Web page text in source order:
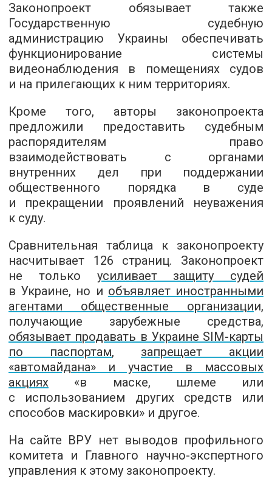
Законопроект обязывает также
Государственную судебную
администрацию Украины обеспечивать
функционирование системы
видеонаблюдения в помещениях судов
и на прилегающих к ним территориях.
Кроме того, авторы законопроекта
предложили предоставить судебным
распорядителям право
взаимодействовать с органами
внутренних дел при поддержании
общественного порядка в суде
и прекращении проявлений неуважения
к суду.
Сравнительная таблица к законопроекту
насчитывает 126 страниц. Законопроект
не только усиливает защиту судей
в Украине, но и объявляет иностранными
агентами общественные организации,
получающие зарубежные средства,
обязывает продавать в Украине SIM-карты
по паспортам, запрещает акции
«автомайдана» и участие в массовых
акциях «в маске, шлеме или
с использованием других средств или
способов маскировки» и другое.
На сайте ВРУ нет выводов профильного
комитета и Главного научно-экспертного
управления к этому законопроекту.